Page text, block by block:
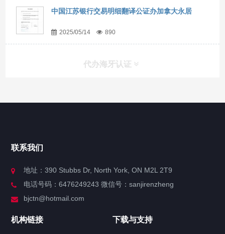
中国江苏银行交易明细翻译公证办加拿大永居
2025/05/14 890
代办海牙认证
服务分类
联系我们
地址：390 Stubbs Dr, North York, ON M2L 2T9
电话号码：6476249243 微信号：sanjirenzheng
bjctn@hotmail.com
机构链接 下载与支持